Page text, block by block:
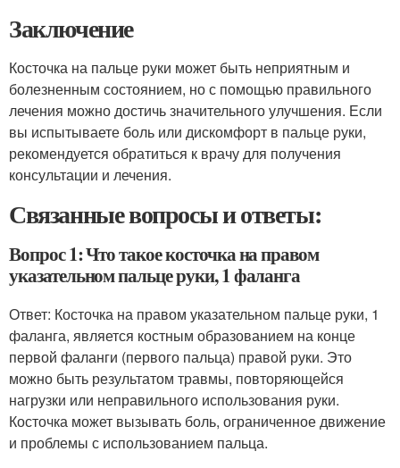
Заключение
Косточка на пальце руки может быть неприятным и
болезненным состоянием, но с помощью правильного
лечения можно достичь значительного улучшения. Если
вы испытываете боль или дискомфорт в пальце руки,
рекомендуется обратиться к врачу для получения
консультации и лечения.
Связанные вопросы и ответы:
Вопрос 1: Что такое косточка на правом
указательном пальце руки, 1 фаланга
Ответ: Косточка на правом указательном пальце руки, 1
фаланга, является костным образованием на конце
первой фаланги (первого пальца) правой руки. Это
можно быть результатом травмы, повторяющейся
нагрузки или неправильного использования руки.
Косточка может вызывать боль, ограниченное движение
и проблемы с использованием пальца.